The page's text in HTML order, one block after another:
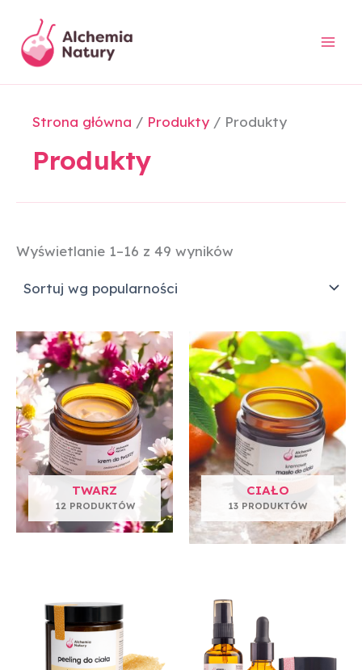
treści
Strona główna Produkty Produkty
Produkty
Wyświetlanie 1–16 z 49 wyników
TWARZ
12 PRODUKTÓW
CIAŁO
13 PRODUKTÓW